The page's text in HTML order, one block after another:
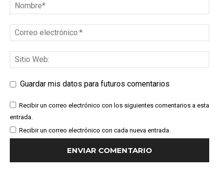
Guardar mis datos para futuros comentarios
Recibir un correo electrónico con los siguientes comentarios a esta
entrada.
Recibir un correo electrónico con cada nueva entrada.